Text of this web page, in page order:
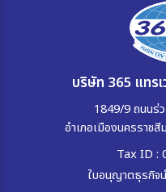
บริษัท 365 แทร
1849/9 ถนนร่
อำเภอเมืองนครราช
Tax ID :
ใบอนุญาตธุรกิจ